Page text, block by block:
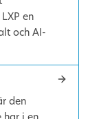
en
och AI-
den